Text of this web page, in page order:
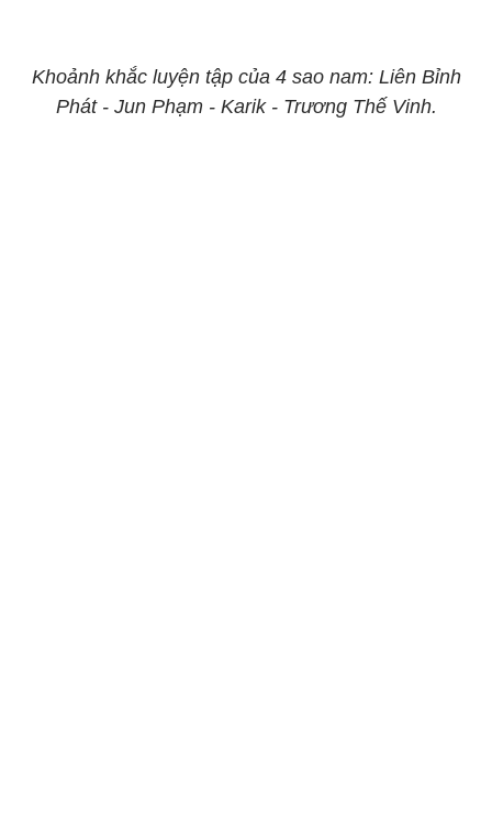
Khoảnh khắc luyện tập của 4 sao nam: Liên Bỉnh
Phát - Jun Phạm - Karik - Trương Thế Vinh.